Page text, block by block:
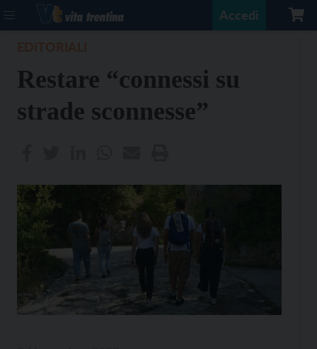
Accedi
Restare “connessi su
strade sconnesse”